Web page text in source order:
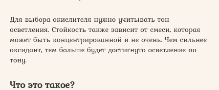
Для выбора окислителя нужно учитывать тон
осветления. Стойкость также зависит от смеси, которая
может быть концентрированной и не очень. Чем сильнее
оксидант, тем больше будет достигнуто осветление по
тону.
Что это такое?